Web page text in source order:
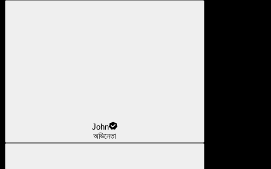
John
অভিনেতা